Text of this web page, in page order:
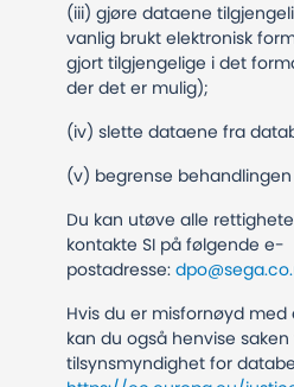
(iii) gjøre dataene
vanlig brukt elektronisk
gjort tilgjengelige i det
der det er mulig);
(iv) slette dataene fra
(v) begrense
Du kan utøve alle
kontakte SI på følgende e-
postadresse:
Hvis du er misfornøyd
kan du også henvise saken
tilsynsmyndighet for